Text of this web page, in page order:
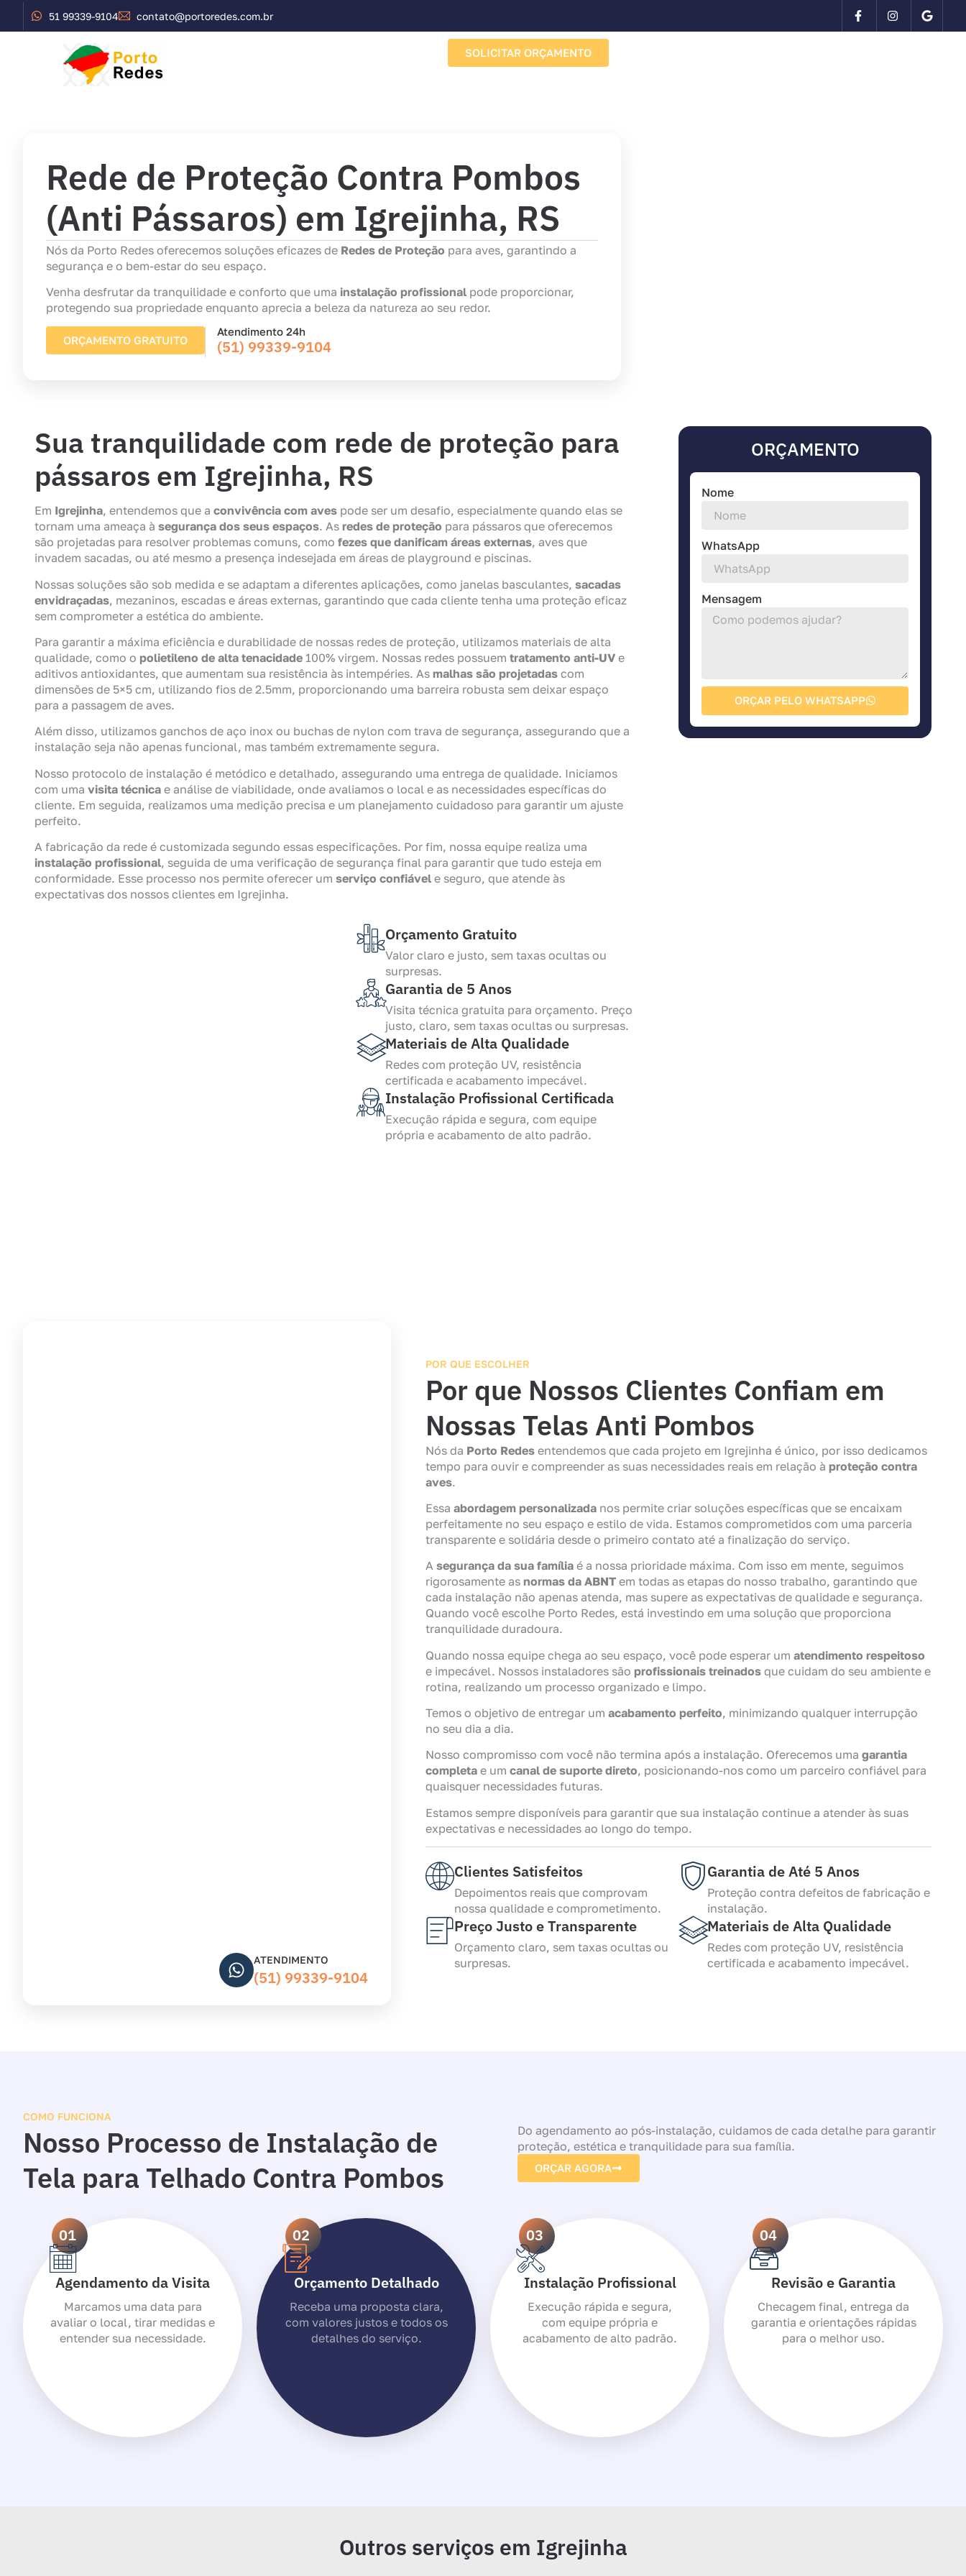
51 99339-9104 contato@portoredes.com.br
SOLICITAR ORÇAMENTO
Rede de Proteção Contra Pombos
(Anti Pássaros) em Igrejinha, RS
Nós da Porto Redes oferecemos soluções eficazes de Redes de Proteção para aves, garantindo a
segurança e o bem-estar do seu espaço.
Venha desfrutar da tranquilidade e conforto que uma instalação profissional pode proporcionar,
protegendo sua propriedade enquanto aprecia a beleza da natureza ao seu redor.
ORÇAMENTO GRATUITO
Atendimento 24h
(51) 99339-9104
Sua tranquilidade com rede de proteção para
pássaros em Igrejinha, RS
Em Igrejinha, entendemos que a convivência com aves pode ser um desafio, especialmente quando elas se
tornam uma ameaça à segurança dos seus espaços. As redes de proteção para pássaros que oferecemos
são projetadas para resolver problemas comuns, como fezes que danificam áreas externas, aves que
invadem sacadas, ou até mesmo a presença indesejada em áreas de playground e piscinas.
Nossas soluções são sob medida e se adaptam a diferentes aplicações, como janelas basculantes, sacadas
envidraçadas, mezaninos, escadas e áreas externas, garantindo que cada cliente tenha uma proteção eficaz
sem comprometer a estética do ambiente.
Para garantir a máxima eficiência e durabilidade de nossas redes de proteção, utilizamos materiais de alta
qualidade, como o polietileno de alta tenacidade 100% virgem. Nossas redes possuem tratamento anti-UV e
aditivos antioxidantes, que aumentam sua resistência às intempéries. As malhas são projetadas com
dimensões de 5×5 cm, utilizando fios de 2.5mm, proporcionando uma barreira robusta sem deixar espaço
para a passagem de aves.
Além disso, utilizamos ganchos de aço inox ou buchas de nylon com trava de segurança, assegurando que a
instalação seja não apenas funcional, mas também extremamente segura.
Nosso protocolo de instalação é metódico e detalhado, assegurando uma entrega de qualidade. Iniciamos
com uma visita técnica e análise de viabilidade, onde avaliamos o local e as necessidades específicas do
cliente. Em seguida, realizamos uma medição precisa e um planejamento cuidadoso para garantir um ajuste
perfeito.
A fabricação da rede é customizada segundo essas especificações. Por fim, nossa equipe realiza uma
instalação profissional, seguida de uma verificação de segurança final para garantir que tudo esteja em
conformidade. Esse processo nos permite oferecer um serviço confiável e seguro, que atende às
expectativas dos nossos clientes em Igrejinha.
Orçamento Gratuito
Valor claro e justo, sem taxas ocultas ou
surpresas.
Garantia de 5 Anos
Visita técnica gratuita para orçamento. Preço
justo, claro, sem taxas ocultas ou surpresas.
Materiais de Alta Qualidade
Redes com proteção UV, resistência
certificada e acabamento impecável.
Instalação Profissional Certificada
Execução rápida e segura, com equipe
própria e acabamento de alto padrão.
ORÇAMENTO
Nome
WhatsApp
Mensagem
ORÇAR PELO WHATSAPP
ATENDIMENTO
(51) 99339-9104
POR QUE ESCOLHER
Por que Nossos Clientes Confiam em
Nossas Telas Anti Pombos
Nós da Porto Redes entendemos que cada projeto em Igrejinha é único, por isso dedicamos
tempo para ouvir e compreender as suas necessidades reais em relação à proteção contra
aves.
Essa abordagem personalizada nos permite criar soluções específicas que se encaixam
perfeitamente no seu espaço e estilo de vida. Estamos comprometidos com uma parceria
transparente e solidária desde o primeiro contato até a finalização do serviço.
A segurança da sua família é a nossa prioridade máxima. Com isso em mente, seguimos
rigorosamente as normas da ABNT em todas as etapas do nosso trabalho, garantindo que
cada instalação não apenas atenda, mas supere as expectativas de qualidade e segurança.
Quando você escolhe Porto Redes, está investindo em uma solução que proporciona
tranquilidade duradoura.
Quando nossa equipe chega ao seu espaço, você pode esperar um atendimento respeitoso
e impecável. Nossos instaladores são profissionais treinados que cuidam do seu ambiente e
rotina, realizando um processo organizado e limpo.
Temos o objetivo de entregar um acabamento perfeito, minimizando qualquer interrupção
no seu dia a dia.
Nosso compromisso com você não termina após a instalação. Oferecemos uma garantia
completa e um canal de suporte direto, posicionando-nos como um parceiro confiável para
quaisquer necessidades futuras.
Estamos sempre disponíveis para garantir que sua instalação continue a atender às suas
expectativas e necessidades ao longo do tempo.
Clientes Satisfeitos
Depoimentos reais que comprovam
nossa qualidade e comprometimento.
Garantia de Até 5 Anos
Proteção contra defeitos de fabricação e
instalação.
Preço Justo e Transparente
Orçamento claro, sem taxas ocultas ou
surpresas.
Materiais de Alta Qualidade
Redes com proteção UV, resistência
certificada e acabamento impecável.
COMO FUNCIONA
Nosso Processo de Instalação de
Tela para Telhado Contra Pombos
Do agendamento ao pós-instalação, cuidamos de cada detalhe para garantir
proteção, estética e tranquilidade para sua família.
ORÇAR AGORA
01
Agendamento da Visita
Marcamos uma data para
avaliar o local, tirar medidas e
entender sua necessidade.
02
Orçamento Detalhado
Receba uma proposta clara,
com valores justos e todos os
detalhes do serviço.
03
Instalação Profissional
Execução rápida e segura,
com equipe própria e
acabamento de alto padrão.
04
Revisão e Garantia
Checagem final, entrega da
garantia e orientações rápidas
para o melhor uso.
Outros serviços em Igrejinha